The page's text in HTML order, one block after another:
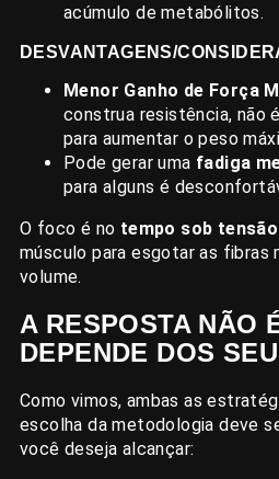
acúmulo de metabólitos.
DESVANTAGENS/
Menor Ganho de Força
construa resistência, não
para aumentar o peso
Pode gerar uma fadiga
para alguns é
O foco é no tempo sob tensão
músculo para esgotar as fibras
volume.
A RESPOSTA NÃO
DEPENDE DOS
Como vimos, ambas as
escolha da metodologia deve
você deseja alcançar: